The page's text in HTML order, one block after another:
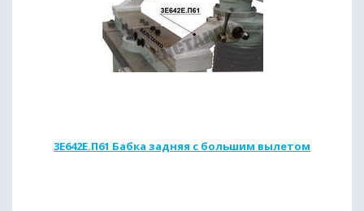
3Е642Е.П61 Бабка задняя с большим вылетом